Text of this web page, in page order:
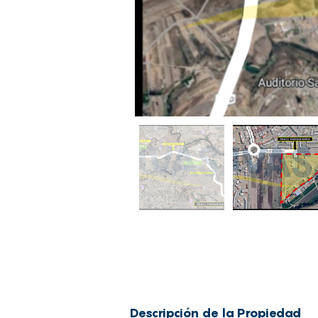
Descripción de la Propiedad